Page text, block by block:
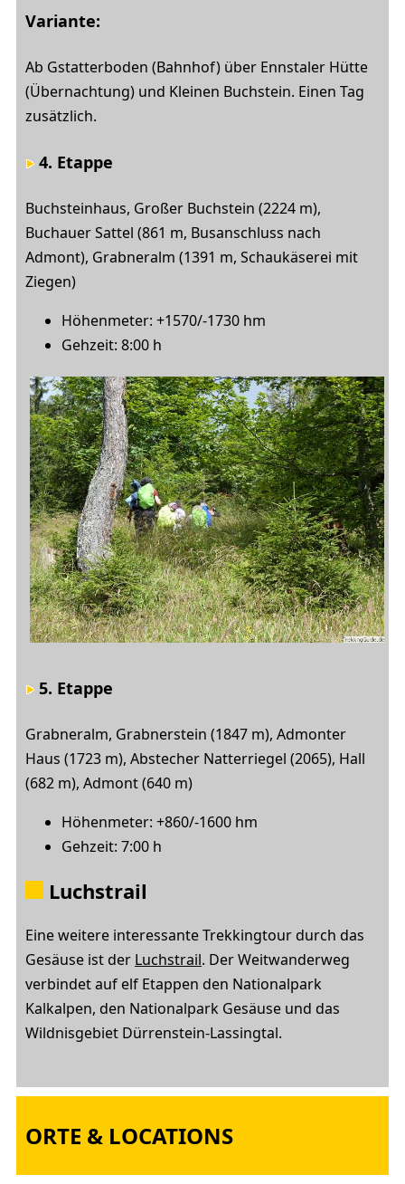
Variante:
Ab Gstatterboden (Bahnhof) über Ennstaler Hütte
(Übernachtung) und Kleinen Buchstein. Einen Tag
zusätzlich.
4. Etappe
Buchsteinhaus, Großer Buchstein (2224 m),
Buchauer Sattel (861 m, Busanschluss nach
Admont), Grabneralm (1391 m, Schaukäserei mit
Ziegen)
Höhenmeter: +1570/-1730 hm
Gehzeit: 8:00 h
5. Etappe
Grabneralm, Grabnerstein (1847 m), Admonter
Haus (1723 m), Abstecher Natterriegel (2065), Hall
(682 m), Admont (640 m)
Höhenmeter: +860/-1600 hm
Gehzeit: 7:00 h
Luchstrail
Eine weitere interessante Trekkingtour durch das
Gesäuse ist der Luchstrail. Der Weitwanderweg
verbindet auf elf Etappen den Nationalpark
Kalkalpen, den Nationalpark Gesäuse und das
Wildnisgebiet Dürrenstein-Lassingtal.
ORTE & LOCATIONS